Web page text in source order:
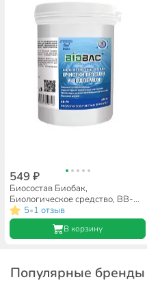
549 ₽
Биосостав Биобак,
Биологическое средство, BB-
P5, порошок, 0.25 кг
5•1 отзыв
В корзину
Популярные бренды